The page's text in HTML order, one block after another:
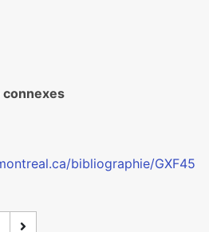
bibliographie/GXF45